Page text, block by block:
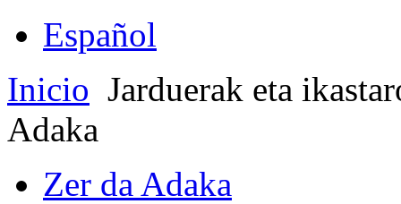
Español
Inicio Jarduerak eta
Adaka
Zer da Adaka